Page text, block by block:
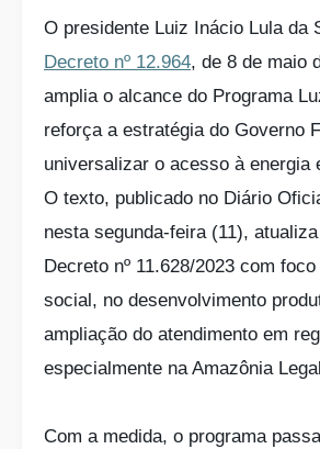
O presidente Luiz Inácio Lula da
Decreto nº 12.964, de 8 de maio
amplia o alcance do Programa
reforça a estratégia do Governo
universalizar o acesso à energia
O texto, publicado no Diário
nesta segunda-feira (11),
Decreto nº 11.628/2023 com
social, no desenvolvimento
ampliação do atendimento em
especialmente na Amazônia
Com a medida, o programa